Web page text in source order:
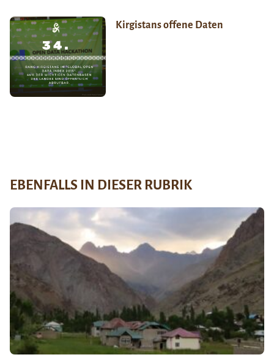
Kirgistans offene Daten
EBENFALLS IN DIESER RUBRIK